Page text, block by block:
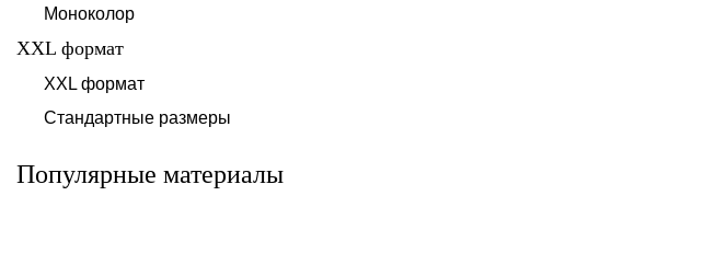
Моноколор
XXL формат
XXL формат
Стандартные размеры
Популярные материалы
Керамогранит Юрма
- Yurma (Гранитея)
Керамогранит Шунут
- Shunut (Гранитея)